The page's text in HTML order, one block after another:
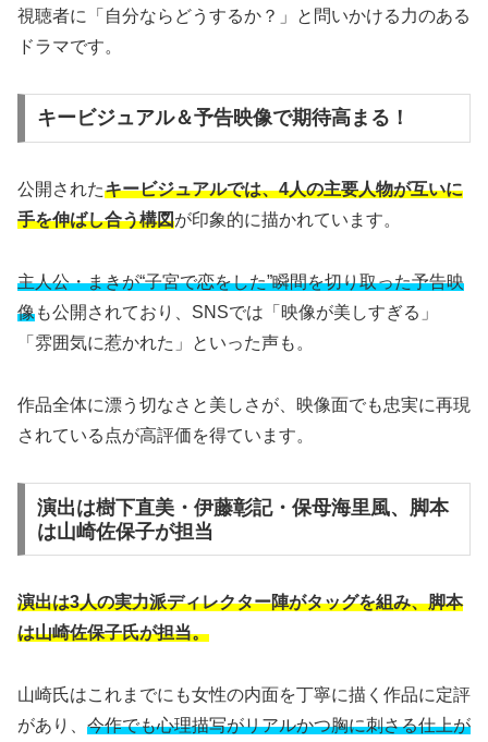
視聴者に「自分ならどうするか？」と問いかける力のある
ドラマです。
キービジュアル＆予告映像で期待高まる！
公開されたキービジュアルでは、4人の主要人物が互いに
手を伸ばし合う構図が印象的に描かれています。
主人公・まきが“子宮で恋をした”瞬間を切り取った予告映
像も公開されており、SNSでは「映像が美しすぎる」
「雰囲気に惹かれた」といった声も。
作品全体に漂う切なさと美しさが、映像面でも忠実に再現
されている点が高評価を得ています。
演出は樹下直美・伊藤彰記・保母海里風、脚本
は山崎佐保子が担当
演出は3人の実力派ディレクター陣がタッグを組み、脚本
は山崎佐保子氏が担当。
山崎氏はこれまでにも女性の内面を丁寧に描く作品に定評
があり、 今作でも心理描写がリアルかつ胸に刺さる仕上が